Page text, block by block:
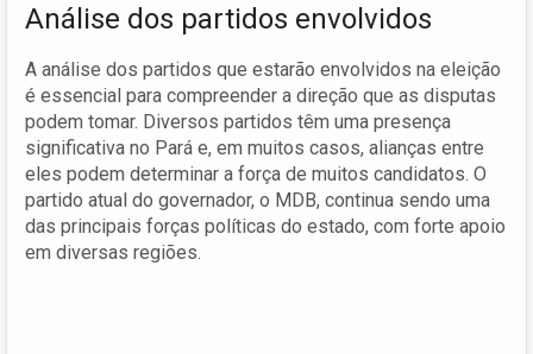
Análise dos partidos envolvidos
A análise dos partidos que estarão envolvidos na eleição
é essencial para compreender a direção que as disputas
podem tomar. Diversos partidos têm uma presença
significativa no Pará e, em muitos casos, alianças entre
eles podem determinar a força de muitos candidatos. O
partido atual do governador, o MDB, continua sendo uma
das principais forças políticas do estado, com forte apoio
em diversas regiões.